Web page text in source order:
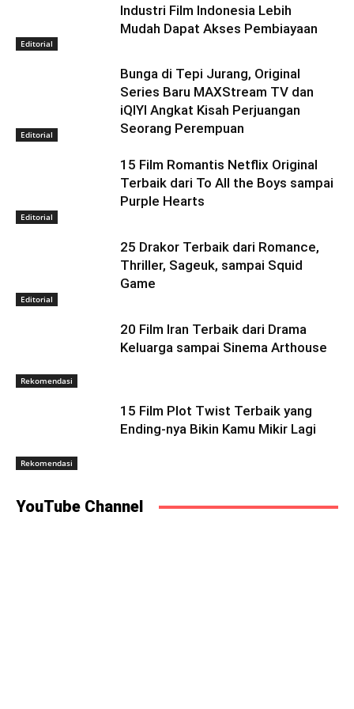
Editorial
Industri Film Indonesia Lebih
Mudah Dapat Akses Pembiayaan
Editorial
Bunga di Tepi Jurang, Original
Series Baru MAXStream TV dan
iQIYI Angkat Kisah Perjuangan
Seorang Perempuan
Editorial
15 Film Romantis Netflix Original
Terbaik dari To All the Boys sampai
Purple Hearts
Editorial
25 Drakor Terbaik dari Romance,
Thriller, Sageuk, sampai Squid
Game
Rekomendasi
20 Film Iran Terbaik dari Drama
Keluarga sampai Sinema Arthouse
Rekomendasi
15 Film Plot Twist Terbaik yang
Ending-nya Bikin Kamu Mikir Lagi
YouTube Channel